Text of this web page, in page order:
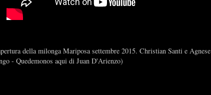
della milonga Mariposa settembre 2015. Christian Santi e Agnese
- Quedemonos aqui di Juan D'Arienzo)